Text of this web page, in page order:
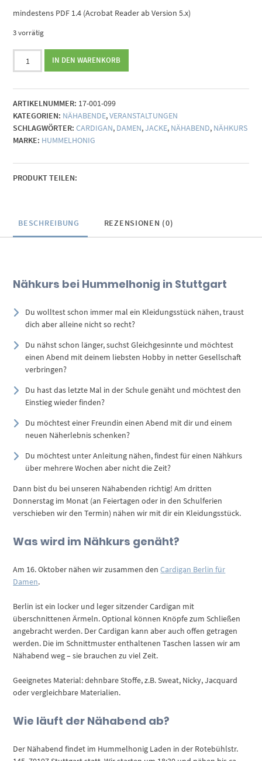
mindestens PDF 1.4 (Acrobat Reader ab Version 5.x)
3 vorrätig
Nähkurs:
Nähabend
Berlin
(16.10.2025)
Menge
IN DEN WARENKORB
ARTIKELNUMMER: 17-001-099
KATEGORIEN: NÄHABENDE,VERANSTALTUNGEN
SCHLAGWÖRTER: CARDIGAN, DAMEN,JACKE, NÄHABEND, NÄHKURS
MARKE: HUMMELHONIG
PRODUKT TEILEN:
BESCHREIBUNG REZENSIONEN (0)
Nähkurs bei Hummelhonig in Stuttgart
Du wolltest schon immer mal ein Kleidungsstück nähen, traust
dich aber alleine nicht so recht?
Du nähst schon länger, suchst Gleichgesinnte und möchtest
einen Abend mit deinem liebsten Hobby in netter Gesellschaft
verbringen?
Du hast das letzte Mal in der Schule genäht und möchtest den
Einstieg wieder finden?
Du möchtest einer Freundin einen Abend mit dir und einem
neuen Näherlebnis schenken?
Du möchtest unter Anleitung nähen, findest für einen Nähkurs
über mehrere Wochen aber nicht die Zeit?
Dann bist du bei unseren Nähabenden richtig! Am dritten
Donnerstag im Monat (an Feiertagen oder in den Schulferien
verschieben wir den Termin) nähen wir mit dir ein Kleidungsstück.
Was wird im Nähkurs genäht?
Am 16. Oktober nähen wir zusammen denCardigan Berlin für
Damen.
Berlin ist ein locker und leger sitzender Cardigan mit
überschnittenen Ärmeln. Optional können Knöpfe zum Schließen
angebracht werden. Der Cardigan kann aber auch offen getragen
werden. Die im Schnittmuster enthaltenen Taschen lassen wir am
Nähabend weg – sie brauchen zu viel Zeit.
Geeignetes Material: dehnbare Stoffe, z.B. Sweat, Nicky, Jacquard
oder vergleichbare Materialien.
Wie läuft der Nähabend ab?
Der Nähabend findet im Hummelhonig Laden in der Rotebühlstr.